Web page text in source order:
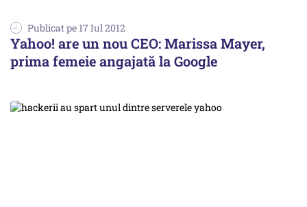
Publicat pe 17 Iul 2012
Yahoo! are un nou CEO: Marissa Mayer,
prima femeie angajată la Google